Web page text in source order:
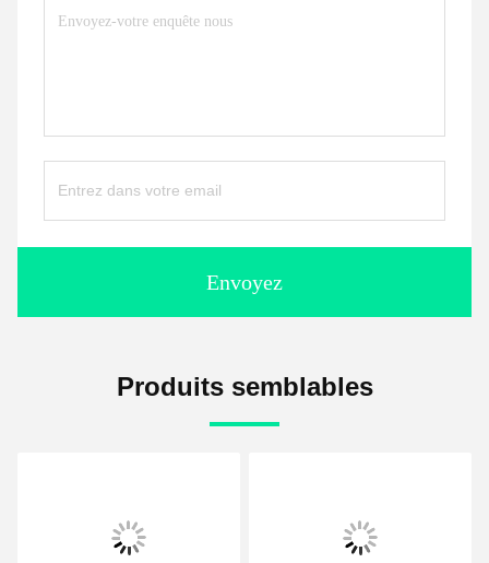
Envoyez
Produits semblables